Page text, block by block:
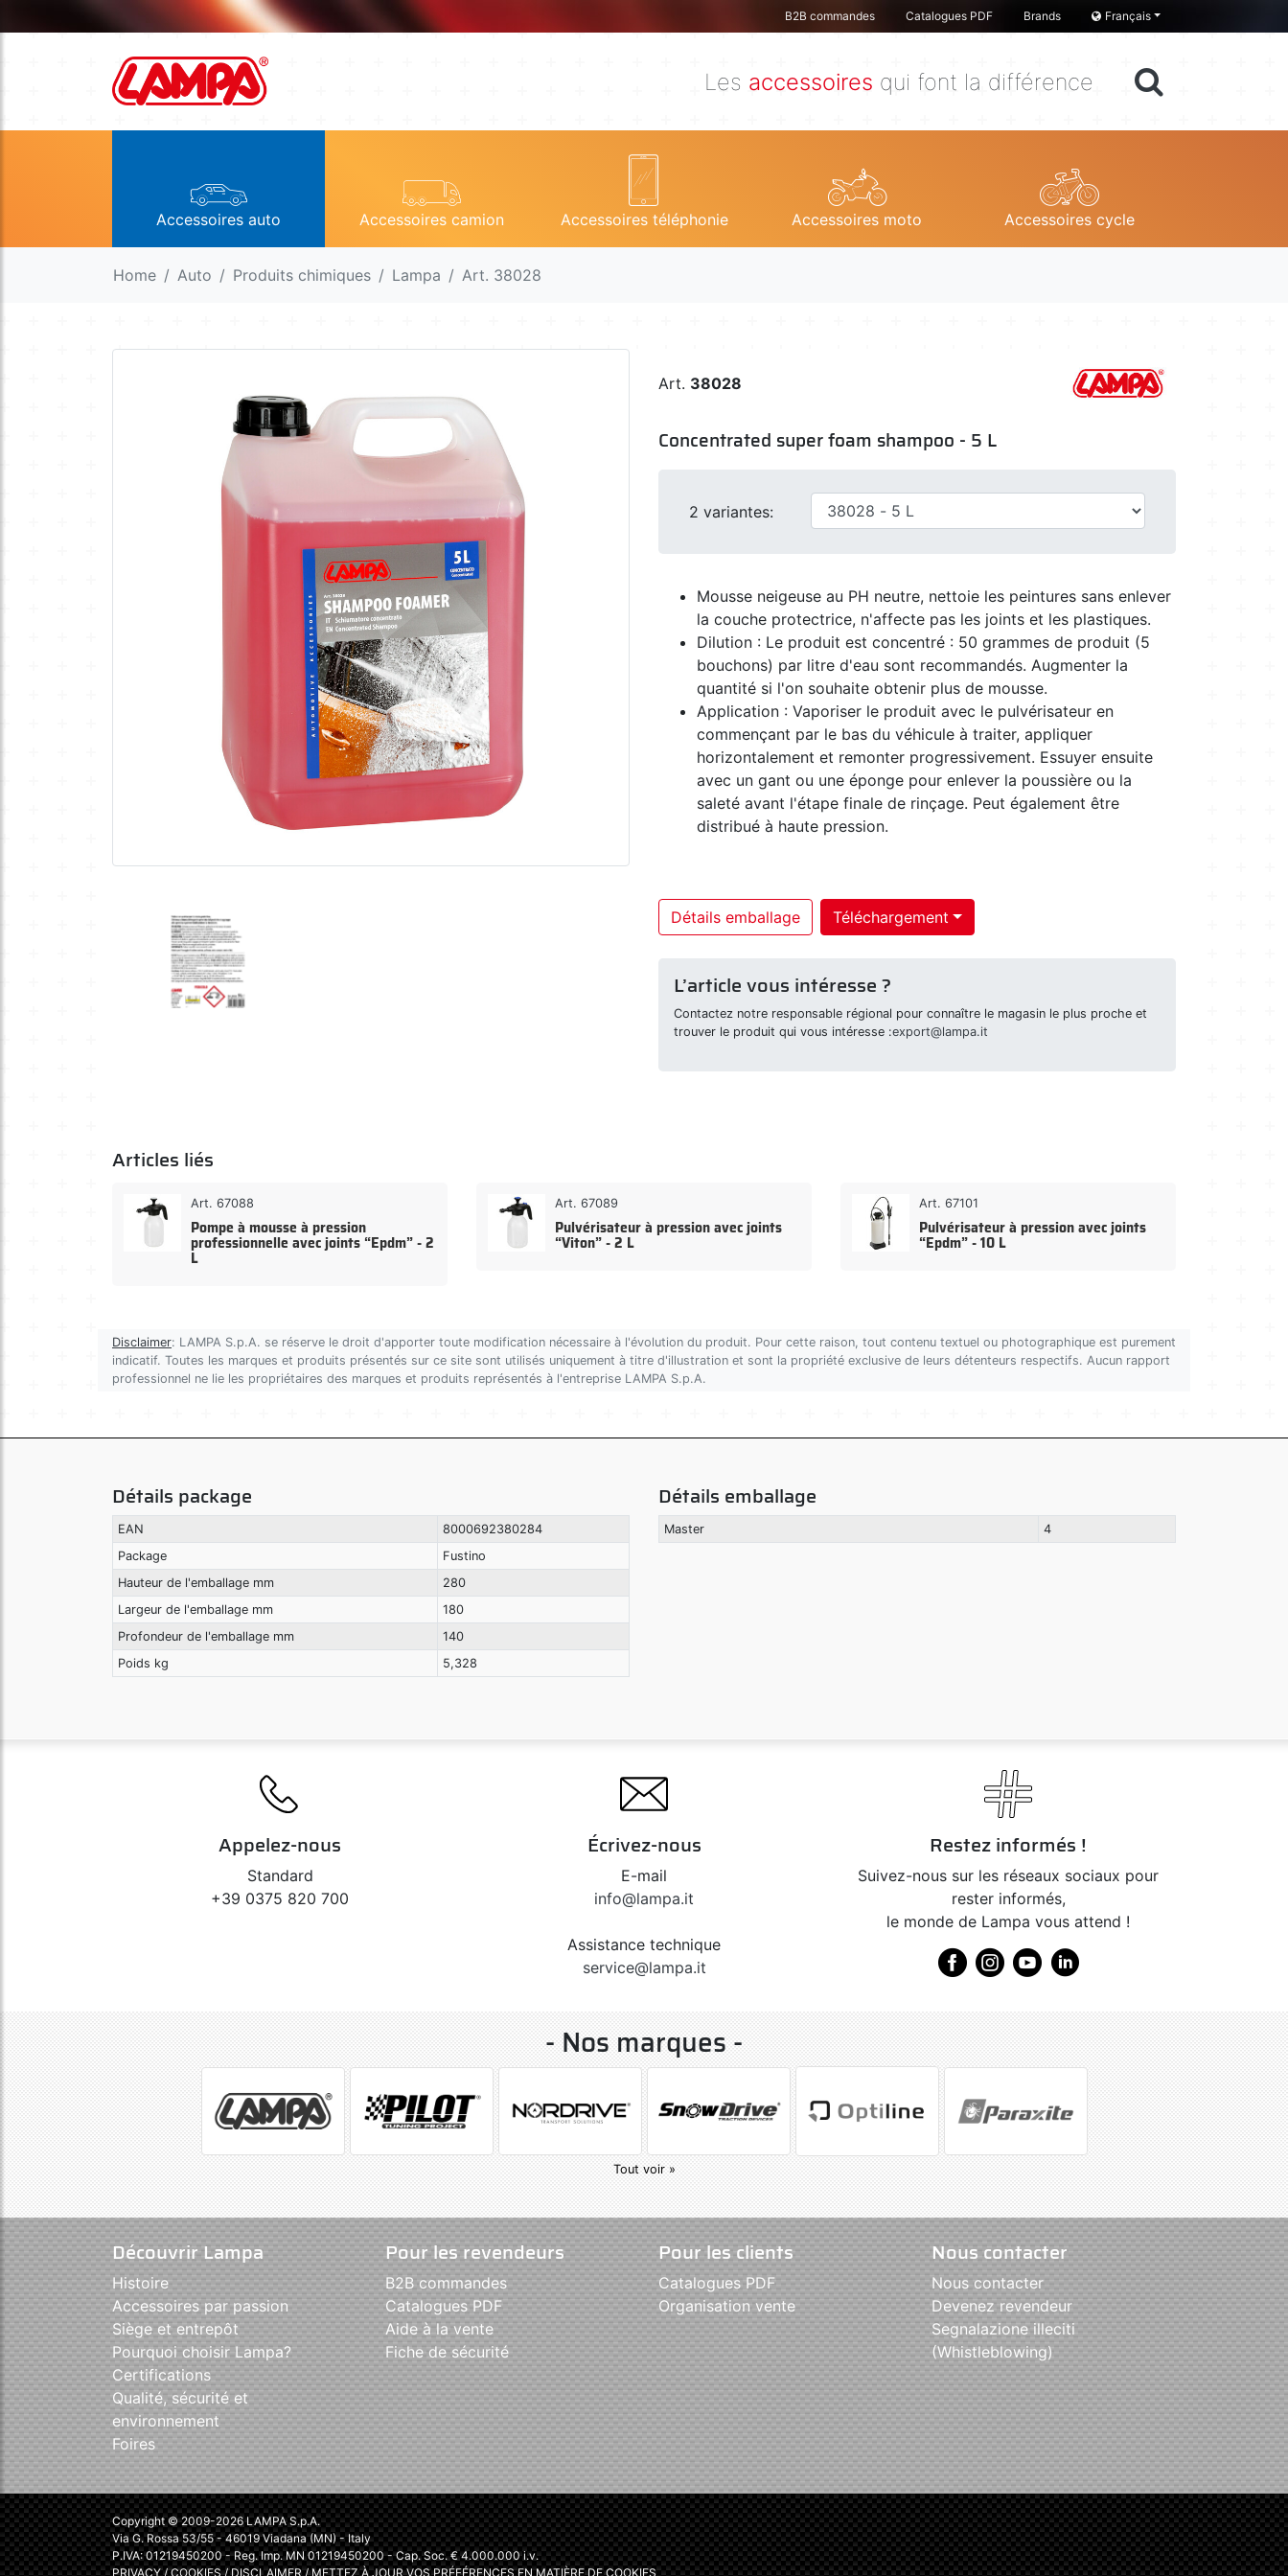
B2B commandes Catalogues PDF Brands Français
Les accessoires qui font la différence
Accessoires auto Accessoires camion Accessoires téléphonie Accessoires moto Accessoires cycle
Home Auto Produits chimiques Lampa Art. 38028
Art. 38028
Concentrated super foam shampoo - 5 L
2 variantes:
Mousse neigeuse au PH neutre, nettoie les peintures sans enlever
la couche protectrice, n'affecte pas les joints et les plastiques.
Dilution : Le produit est concentré : 50 grammes de produit (5
bouchons) par litre d'eau sont recommandés. Augmenter la
quantité si l'on souhaite obtenir plus de mousse.
Application : Vaporiser le produit avec le pulvérisateur en
commençant par le bas du véhicule à traiter, appliquer
horizontalement et remonter progressivement. Essuyer ensuite
avec un gant ou une éponge pour enlever la poussière ou la
saleté avant l'étape finale de rinçage. Peut également être
distribué à haute pression.
Détails emballage Téléchargement
L’article vous intéresse ?
Contactez notre responsable régional pour connaître le magasin le plus proche et
trouver le produit qui vous intéresse :export@lampa.it
Articles liés
Art. 67088
Pompe à mousse à pression
professionnelle avec joints “Epdm” - 2
L
Art. 67089
Pulvérisateur à pression avec joints
“Viton” - 2 L
Art. 67101
Pulvérisateur à pression avec joints
“Epdm” - 10 L
Disclaimer: LAMPA S.p.A. se réserve le droit d'apporter toute modification nécessaire à l'évolution du produit. Pour cette raison, tout contenu textuel ou photographique est purement
indicatif. Toutes les marques et produits présentés sur ce site sont utilisés uniquement à titre d'illustration et sont la propriété exclusive de leurs détenteurs respectifs. Aucun rapport
professionnel ne lie les propriétaires des marques et produits représentés à l'entreprise LAMPA S.p.A.
Détails package
EAN
8000692380284
Package
Fustino
Hauteur de l'emballage mm
280
Largeur de l'emballage mm
180
Profondeur de l'emballage mm
140
Poids kg
5,328
Détails emballage
Master 4
Appelez-nous
Standard
+39 0375 820 700
Écrivez-nous
E-mail
info@lampa.it
Assistance technique
service@lampa.it
Restez informés !
Suivez-nous sur les réseaux sociaux pour
rester informés,
le monde de Lampa vous attend !
- Nos marques -
Tout voir »
Découvrir Lampa
Histoire
Accessoires par passion
Siège et entrepôt
Pourquoi choisir Lampa?
Certifications
Qualité, sécurité et
environnement
Foires
Pour les revendeurs
B2B commandes
Catalogues PDF
Aide à la vente
Fiche de sécurité
Pour les clients
Catalogues PDF
Organisation vente
Nous contacter
Nous contacter
Devenez revendeur
Segnalazione illeciti
(Whistleblowing)
Copyright © 2009-2026 LAMPA S.p.A.
Via G. Rossa 53/55 - 46019 Viadana (MN) - Italy
P.IVA: 01219450200 - Reg. Imp. MN 01219450200 - Cap. Soc. € 4.000.000 i.v.
PRIVACY/COOKIES/DISCLAIMER/METTEZ À JOUR VOS PRÉFÉRENCES EN MATIÈRE DE COOKIES